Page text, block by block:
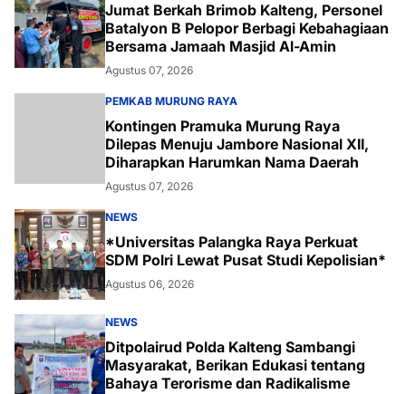
Jumat Berkah Brimob Kalteng, Personel
Batalyon B Pelopor Berbagi Kebahagiaan
Bersama Jamaah Masjid Al-Amin
Agustus 07, 2026
PEMKAB MURUNG RAYA
Kontingen Pramuka Murung Raya
Dilepas Menuju Jambore Nasional XII,
Diharapkan Harumkan Nama Daerah
Agustus 07, 2026
NEWS
*Universitas Palangka Raya Perkuat
SDM Polri Lewat Pusat Studi Kepolisian*
Agustus 06, 2026
NEWS
Ditpolairud Polda Kalteng Sambangi
Masyarakat, Berikan Edukasi tentang
Bahaya Terorisme dan Radikalisme